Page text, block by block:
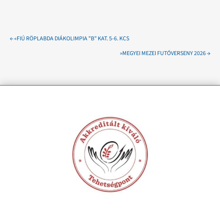
←«FIÚ RÖPLABDA DIÁKOLIMPIA "B" KAT. 5-6. KCS
»MEGYEI MEZEI FUTÓVERSENY 2026→